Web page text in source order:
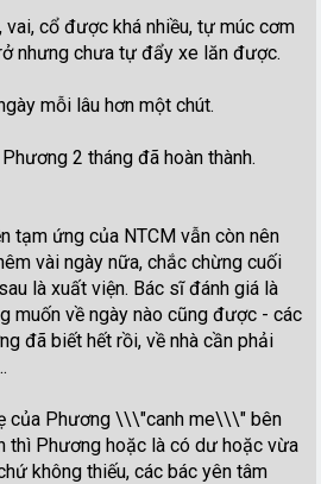
cổ được khá nhiều, tự múc cơm
nhưng chưa tự đẩy xe lăn được.
mỗi lâu hơn một chút.
2 tháng đã hoàn thành.
tạm ứng của NTCM vẫn còn nên
vài ngày nữa, chắc chừng cuối
là xuất viện. Bác sĩ đánh giá là
muốn về ngày nào cũng được - các
đã biết hết rồi, về nhà cần phải
của Phương \\\"canh me\\\" bên
thì Phương hoặc là có dư hoặc vừa
không thiếu, các bác yên tâm